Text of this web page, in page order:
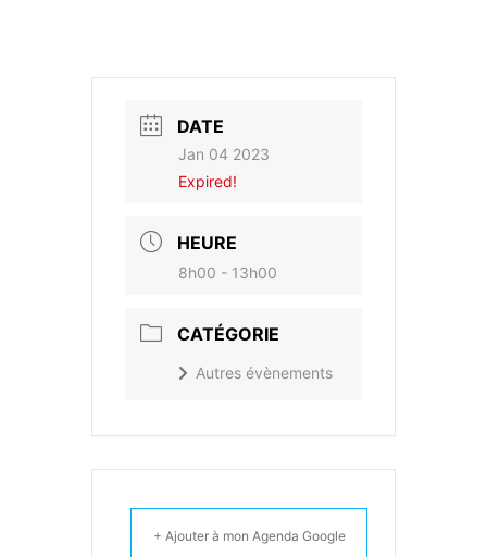
DATE
Jan 04 2023
Expired!
HEURE
8h00 - 13h00
CATÉGORIE
Autres évènements
+ Ajouter à mon Agenda Google